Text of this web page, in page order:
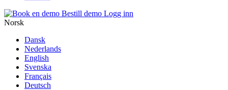
Bestill demo Logg inn
Norsk
Dansk
Nederlands
English
Svenska
Français
Deutsch